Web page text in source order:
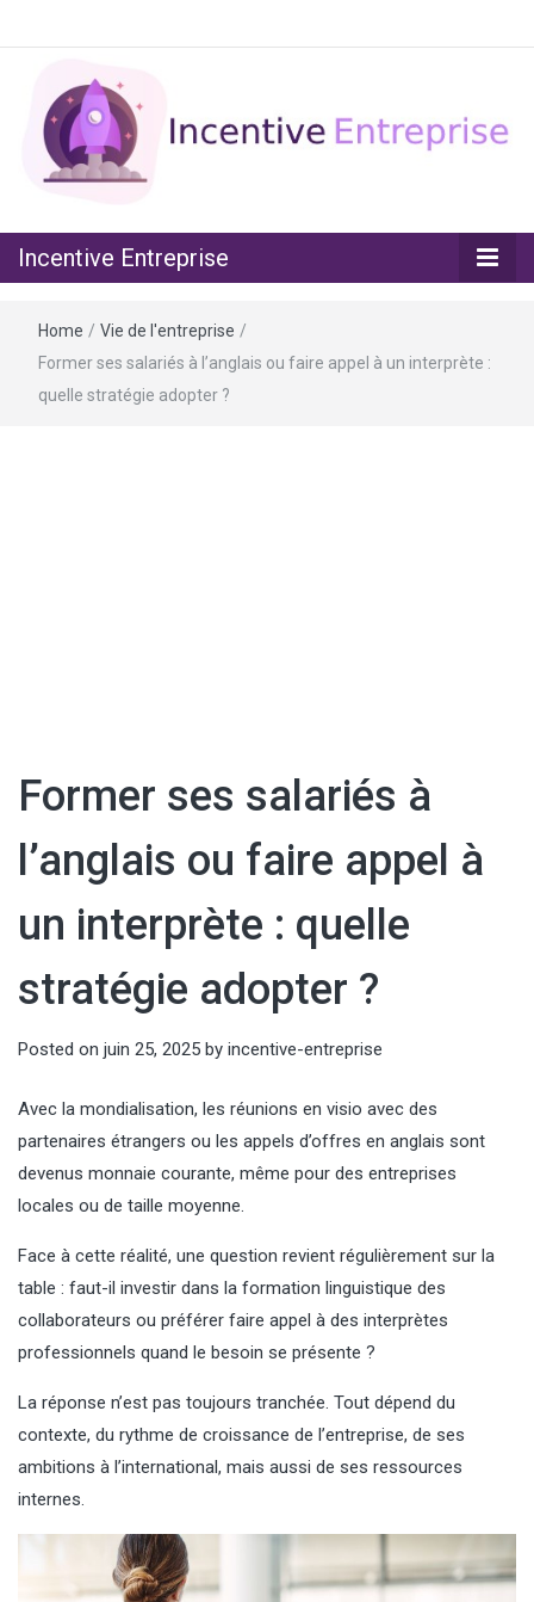
Incentive
Incentive Entreprise
Home / Vie de l'entreprise /
Former ses salariés à l’anglais ou faire appel à un interprète :
quelle stratégie adopter ?
Former ses salariés à
l’anglais ou faire appel à
un interprète : quelle
stratégie adopter ?
Posted on juin 25, 2025 by incentive-entreprise
Avec la mondialisation, les réunions en visio avec des
partenaires étrangers ou les appels d’offres en anglais sont
devenus monnaie courante, même pour des entreprises
locales ou de taille moyenne.
Face à cette réalité, une question revient régulièrement sur la
table : faut-il investir dans la formation linguistique des
collaborateurs ou préférer faire appel à des interprètes
professionnels quand le besoin se présente ?
La réponse n’est pas toujours tranchée. Tout dépend du
contexte, du rythme de croissance de l’entreprise, de ses
ambitions à l’international, mais aussi de ses ressources
internes.